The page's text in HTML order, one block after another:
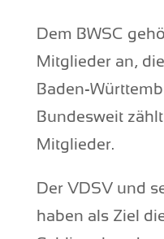
Dem BWSC
Mitglieder an,
Baden-
Bundesweit
Mitglieder.
Der VDSV und
haben als Ziel